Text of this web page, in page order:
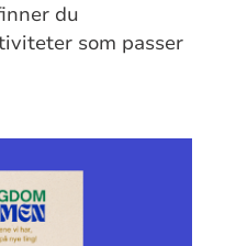
du
som passer